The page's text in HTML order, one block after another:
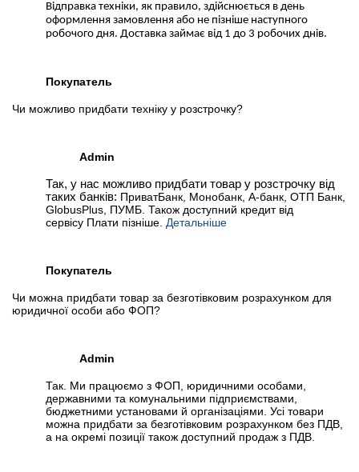
Відправка техніки, як правило, здійснюється в день
оформлення замовлення або не пізніше наступного
робочого дня. Доставка займає від 1 до 3 робочих днів.
Покупатель
Чи можливо придбати техніку у розстрочку?
Admin
Так, у нас можливо придбати товар у розстрочку від
таких банків: ПриватБанк, Монобанк, А-банк, ОТП Банк,
GlobusPlus, ПУМБ. Також доступний кредит від
сервісу Плати пізніше. Детальніше
Покупатель
Чи можна придбати товар за безготівковим розрахунком для
юридичної особи або ФОП?
Admin
Так. Ми працюємо з ФОП, юридичними особами,
державними та комунальними підприємствами,
бюджетними установами й організаціями. Усі товари
можна придбати за безготівковим розрахунком без ПДВ,
а на окремі позиції також доступний продаж з ПДВ.